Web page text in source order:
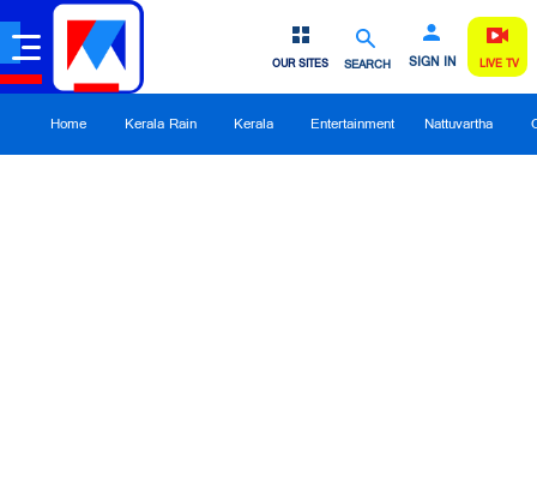
SEARCH SIGN IN
OUR SITES LIVE TV
Home Kerala Rain Kerala Entertainment Nattuvartha